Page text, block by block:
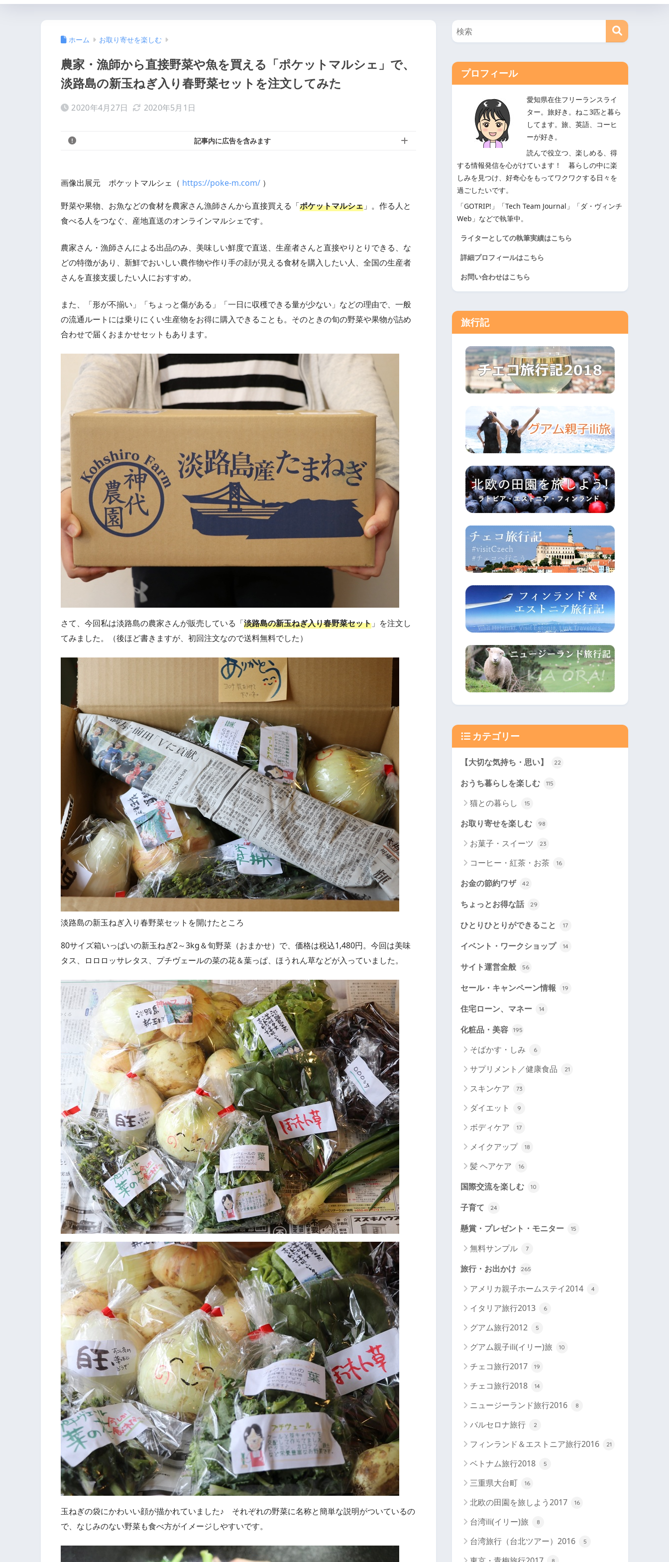
ホーム お取り寄せを楽しむ
農家・漁師から直接野菜や魚を買える「ポケットマルシェ」で、
淡路島の新玉ねぎ入り春野菜セットを注文してみた
2020年4月27日 2020年5月1日
記事内に広告を含みます
画像出展元 ポケットマルシェ（ https://poke-m.com/ ）
野菜や果物、お魚などの食材を農家さん漁師さんから直接買える「ポケットマルシェ 」。作る人と
食べる人をつなぐ、産地直送のオンラインマルシェです。
農家さん・漁師さんによる出品のみ、美味しい鮮度で直送、生産者さんと直接やりとりできる、な
どの特徴があり、新鮮でおいしい農作物や作り手の顔が見える食材を購入したい人、全国の生産者
さんを直接支援したい人におすすめ。
また、「形が不揃い」「ちょっと傷がある」「一日に収穫できる量が少ない」などの理由で、一般
の流通ルートには乗りにくい生産物をお得に購入できることも。そのときの旬の野菜や果物が詰め
合わせで届くおまかせセットもあります。
さて、今回私は淡路島の農家さんが販売している「淡路島の新玉ねぎ入り春野菜セット 」を注文し
てみました。（後ほど書きますが、初回注文なので送料無料でした）
淡路島の新玉ねぎ入り春野菜セットを開けたところ
80サイズ箱いっぱいの新玉ねぎ2～3kg＆旬野菜（おまかせ）で、価格は税込1,480円。今回は美味
タス、ロロロッサレタス、プチヴェールの菜の花＆葉っぱ、ほうれん草などが入っていました。
玉ねぎの袋にかわいい顔が描かれていました♪ それぞれの野菜に名称と簡単な説明がついているの
で、なじみのない野菜も食べ方がイメージしやすいです。
プロフィール
愛知県在住フリーランスライ
ター。旅好き。ねこ3匹と暮ら
してます。旅、英語、コーヒ
ーが好き。
読んで役立つ、楽しめる、得
する情報発信を心がけています！ 暮らしの中に楽
しみを見つけ、好奇心をもってワクワクする日々を
過ごしたいです。
「GOTRIP!」「Tech Team Journal」「ダ・ヴィンチ
Web」などで執筆中。
ライターとしての執筆実績はこちら
詳細プロフィールはこちら
お問い合わせはこちら
旅行記
カテゴリー
【大切な気持ち・思い】 22
おうち暮らしを楽しむ 115
猫との暮らし 15
お取り寄せを楽しむ 98
お菓子・スイーツ 23
コーヒー・紅茶・お茶 16
お金の節約ワザ 42
ちょっとお得な話 29
ひとりひとりができること 17
イベント・ワークショップ 14
サイト運営全般 56
セール・キャンペーン情報 19
住宅ローン、マネー 14
化粧品・美容 195
そばかす・しみ 6
サプリメント／健康食品 21
スキンケア 73
ダイエット 9
ボディケア 17
メイクアップ 18
髪 ヘアケア 16
国際交流を楽しむ 10
子育て 24
懸賞・プレゼント・モニター 15
無料サンプル 7
旅行・お出かけ 265
アメリカ親子ホームステイ2014 4
イタリア旅行2013 6
グアム旅行2012 5
グアム親子ili(イリー)旅 10
チェコ旅行2017 19
チェコ旅行2018 14
ニュージーランド旅行2016 8
バルセロナ旅行 2
フィンランド＆エストニア旅行2016 21
ベトナム旅行2018 5
三重県大台町 16
北欧の田園を旅しよう2017 16
台湾ili(イリー)旅 8
台湾旅行（台北ツアー）2016 5